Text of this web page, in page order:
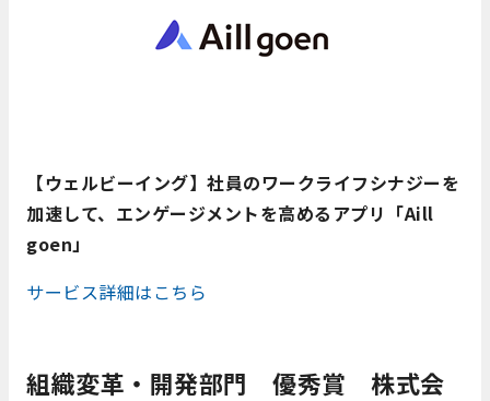
【ウェルビーイング】社員のワークライフシナジーを
加速して、エンゲージメントを高めるアプリ「Aill
goen」
サービス詳細はこちら
組織変革・開発部門 優秀賞 株式会